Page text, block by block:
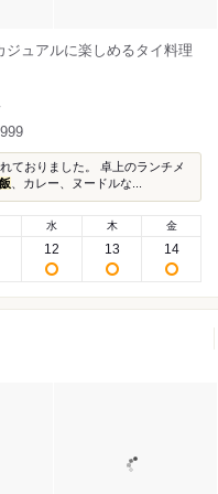
ジュアルに楽しめるタイ料理
ておりました。 卓上のランチメ
飯 、カレー、ヌードルな...
水
12
木
13
金
14